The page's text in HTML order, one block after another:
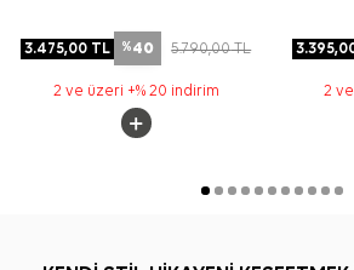
3.475,00 TL %40 5.790,00TL
2 ve üzeri +% 20 indirim 2